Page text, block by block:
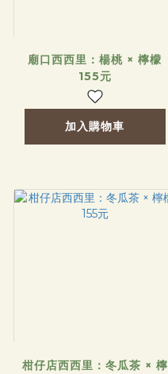
廟口西西里：楊桃 × 檸檬
155元
加入購物車
柑仔店西西里：冬瓜茶 × 檸